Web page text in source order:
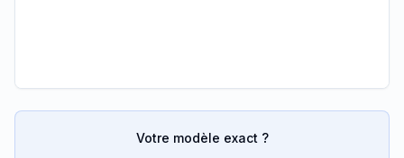
Votre modèle exact ?